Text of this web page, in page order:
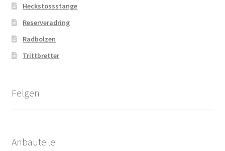
Heckstossstange
Reserveradring
Radbolzen
Trittbretter
Felgen
Anbauteile